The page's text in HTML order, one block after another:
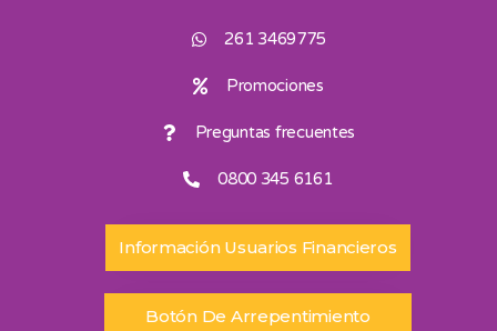
261 3469775
Promociones
Preguntas frecuentes
0800 345 6161
Información Usuarios Financieros
Botón De Arrepentimiento